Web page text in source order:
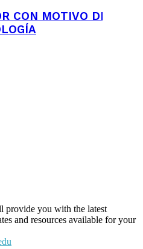
CON MOTIVO DE LA
provide you with the latest
and resources available for your